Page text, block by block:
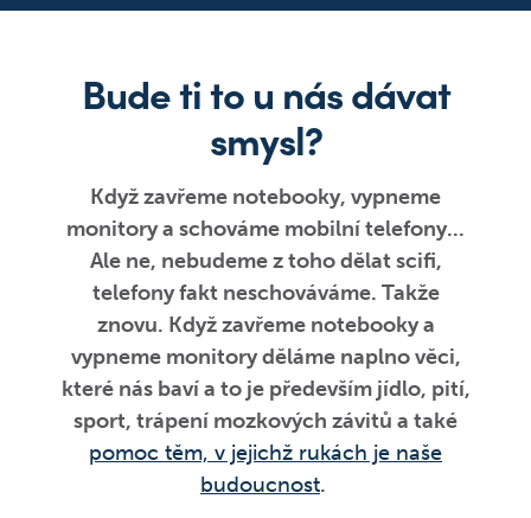
Bude ti to u nás dávat
smysl?
Když zavřeme notebooky, vypneme
monitory a schováme mobilní telefony...
Ale ne, nebudeme z toho dělat scifi,
telefony fakt neschováváme. Takže
znovu. Když zavřeme notebooky a
vypneme monitory děláme naplno věci,
které nás baví a to je především jídlo, pití,
sport, trápení mozkových závitů a také
pomoc těm, v jejichž rukách je naše
budoucnost.